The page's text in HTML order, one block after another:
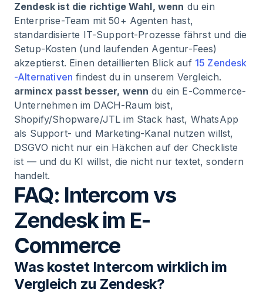
Zendesk ist die richtige Wahl, wenn du ein
Enterprise-Team mit 50+ Agenten hast,
standardisierte IT-Support-Prozesse fährst und die
Setup-Kosten (und laufenden Agentur-Fees)
akzeptierst. Einen detaillierten Blick auf 15 Zendesk
-Alternativen findest du in unserem Vergleich.
armincx passt besser, wenn du ein E-Commerce-
Unternehmen im DACH-Raum bist,
Shopify/Shopware/JTL im Stack hast, WhatsApp
als Support- und Marketing-Kanal nutzen willst,
DSGVO nicht nur ein Häkchen auf der Checkliste
ist — und du KI willst, die nicht nur textet, sondern
handelt.
FAQ: Intercom vs
Zendesk im E-
Commerce
Was kostet Intercom wirklich im
Vergleich zu Zendesk?